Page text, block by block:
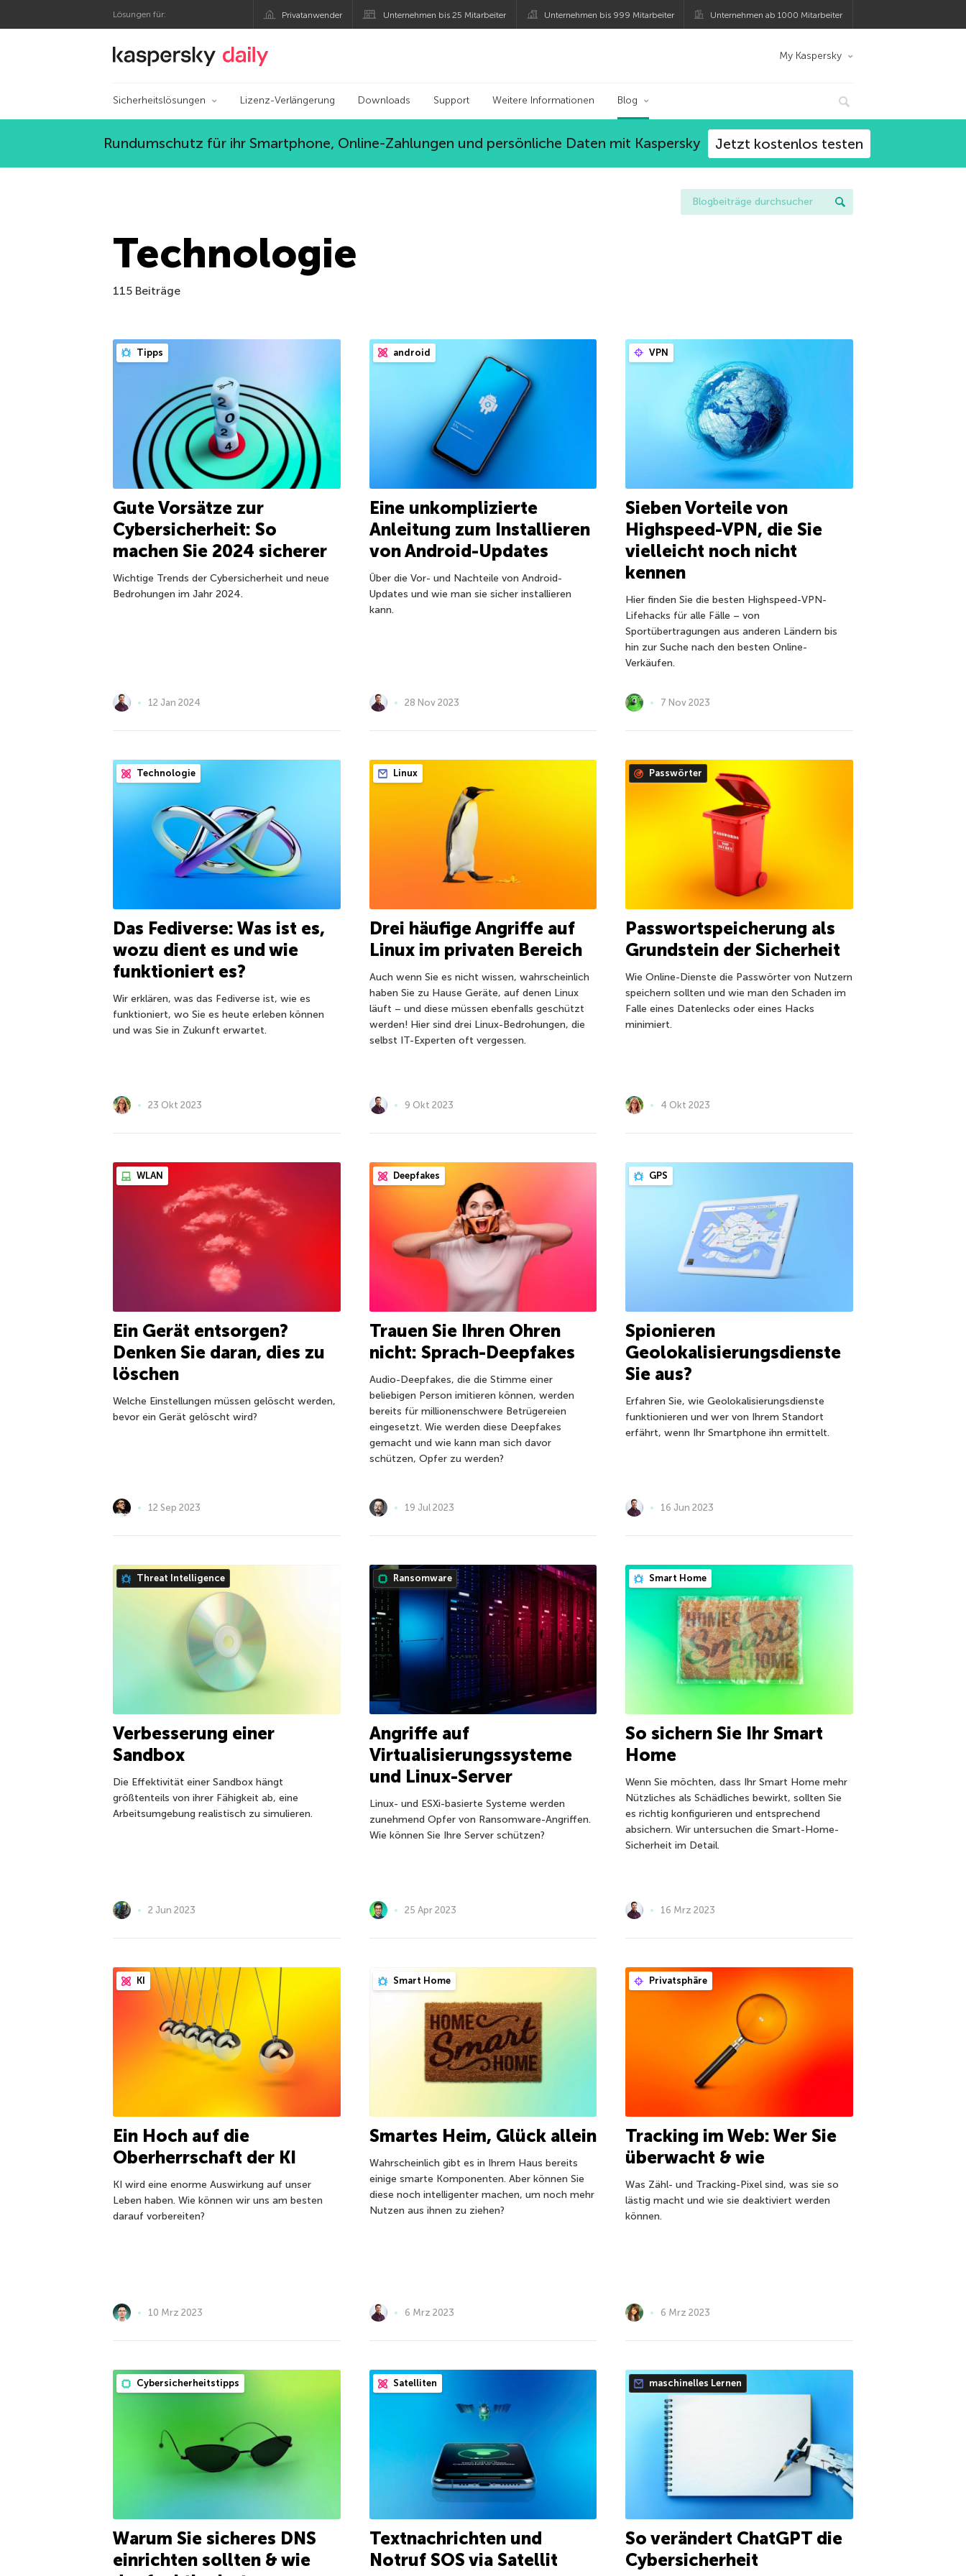
Lösungen für: Privatanwender Unternehmen bis 25 Mitarbeiter Unternehmen bis 999 Mitarbeiter Unternehmen ab 1000 Mitarbeiter
Offizieller Blog von Kaspersky My Kaspersky
Sicherheitslösungen Lizenz-Verlängerung Downloads Support Weitere Informationen Blog
Rundumschutz für ihr Smartphone, Online-Zahlungen und persönliche Daten mit Kaspersky Jetzt kostenlos testen
Technologie
115 Beiträge
Tipps
Gute Vorsätze zur
Cybersicherheit: So
machen Sie 2024 sicherer
Wichtige Trends der Cybersicherheit und neue
Bedrohungen im Jahr 2024.
12 Jan 2024
android
Eine unkomplizierte
Anleitung zum Installieren
von Android-Updates
Über die Vor- und Nachteile von Android-
Updates und wie man sie sicher installieren
kann.
28 Nov 2023
VPN
Sieben Vorteile von
Highspeed-VPN, die Sie
vielleicht noch nicht
kennen
Hier finden Sie die besten Highspeed-VPN-
Lifehacks für alle Fälle – von
Sportübertragungen aus anderen Ländern bis
hin zur Suche nach den besten Online-
Verkäufen.
7 Nov 2023
Technologie
Das Fediverse: Was ist es,
wozu dient es und wie
funktioniert es?
Wir erklären, was das Fediverse ist, wie es
funktioniert, wo Sie es heute erleben können
und was Sie in Zukunft erwartet.
23 Okt 2023
Linux
Drei häufige Angriffe auf
Linux im privaten Bereich
Auch wenn Sie es nicht wissen, wahrscheinlich
haben Sie zu Hause Geräte, auf denen Linux
läuft – und diese müssen ebenfalls geschützt
werden! Hier sind drei Linux-Bedrohungen, die
selbst IT-Experten oft vergessen.
9 Okt 2023
Passwörter
Passwortspeicherung als
Grundstein der Sicherheit
Wie Online-Dienste die Passwörter von Nutzern
speichern sollten und wie man den Schaden im
Falle eines Datenlecks oder eines Hacks
minimiert.
4 Okt 2023
WLAN
Ein Gerät entsorgen?
Denken Sie daran, dies zu
löschen
Welche Einstellungen müssen gelöscht werden,
bevor ein Gerät gelöscht wird?
12 Sep 2023
Deepfakes
Trauen Sie Ihren Ohren
nicht: Sprach-Deepfakes
Audio-Deepfakes, die die Stimme einer
beliebigen Person imitieren können, werden
bereits für millionenschwere Betrügereien
eingesetzt. Wie werden diese Deepfakes
gemacht und wie kann man sich davor
schützen, Opfer zu werden?
19 Jul 2023
GPS
Spionieren
Geolokalisierungsdienste
Sie aus?
Erfahren Sie, wie Geolokalisierungsdienste
funktionieren und wer von Ihrem Standort
erfährt, wenn Ihr Smartphone ihn ermittelt.
16 Jun 2023
Threat Intelligence
Verbesserung einer
Sandbox
Die Effektivität einer Sandbox hängt
größtenteils von ihrer Fähigkeit ab, eine
Arbeitsumgebung realistisch zu simulieren.
2 Jun 2023
Ransomware
Angriffe auf
Virtualisierungssysteme
und Linux-Server
Linux- und ESXi-basierte Systeme werden
zunehmend Opfer von Ransomware-Angriffen.
Wie können Sie Ihre Server schützen?
25 Apr 2023
Smart Home
So sichern Sie Ihr Smart
Home
Wenn Sie möchten, dass Ihr Smart Home mehr
Nützliches als Schädliches bewirkt, sollten Sie
es richtig konfigurieren und entsprechend
absichern. Wir untersuchen die Smart-Home-
Sicherheit im Detail.
16 Mrz 2023
KI
Ein Hoch auf die
Oberherrschaft der KI
KI wird eine enorme Auswirkung auf unser
Leben haben. Wie können wir uns am besten
darauf vorbereiten?
10 Mrz 2023
Smart Home
Smartes Heim, Glück allein
Wahrscheinlich gibt es in Ihrem Haus bereits
einige smarte Komponenten. Aber können Sie
diese noch intelligenter machen, um noch mehr
Nutzen aus ihnen zu ziehen?
6 Mrz 2023
Privatsphäre
Tracking im Web: Wer Sie
überwacht & wie
Was Zähl- und Tracking-Pixel sind, was sie so
lästig macht und wie sie deaktiviert werden
können.
6 Mrz 2023
Cybersicherheitstipps
Warum Sie sicheres DNS
einrichten sollten & wie
Satelliten
Textnachrichten und
Notruf SOS via Satellit
maschinelles Lernen
So verändert ChatGPT die
Cybersicherheit